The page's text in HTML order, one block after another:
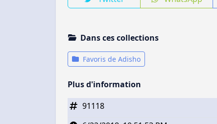
Dans ces collections
Favoris de Adisho
Plus d'information
91118